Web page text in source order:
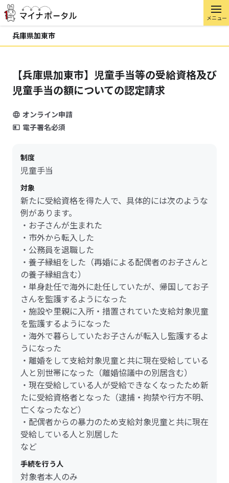
メニュー
兵庫県加東市
【兵庫県加東市】児童手当等の受給資格及び
児童手当の額についての認定請求
オンライン申請
電子署名必須
制度
児童手当
対象
新たに受給資格を得た人で、具体的には次のような
例があります。
・お子さんが生まれた
・市外から転入した
・公務員を退職した
・養子縁組をした（再婚による配偶者のお子さんと
の養子縁組含む）
・単身赴任で海外に赴任していたが、帰国してお子
さんを監護するようになった
・施設や里親に入所・措置されていた支給対象児童
を監護するようになった
・海外で暮らしていたお子さんが転入し監護するよ
うになった
・離婚をして支給対象児童と共に現在受給している
人と別世帯になった（離婚協議中の別居含む）
・現在受給している人が受給できなくなったため新
たに受給資格者となった（逮捕・拘禁や行方不明、
亡くなったなど）
・配偶者からの暴力のため支給対象児童と共に現在
受給している人と別居した
など
手続を行う人
対象者本人のみ